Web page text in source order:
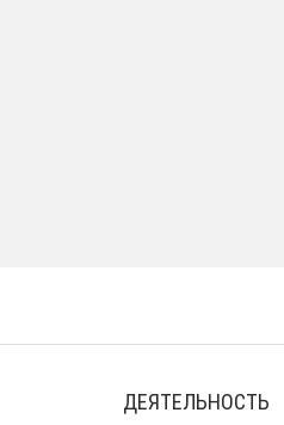
ДЕЯТЕЛЬНОСТЬ